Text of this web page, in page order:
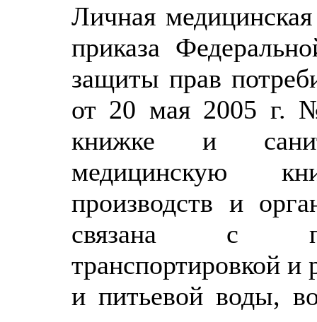
Личная
приказа
защиты прав
от 20 мая 2005 г.
книжке и
медицинскую
производств и
связана с
транспортировкой и
и питьевой воды,